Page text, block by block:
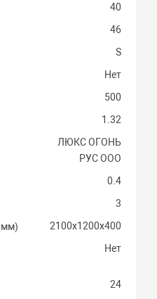
40
46
S
Нет
500
1.32
ЛЮКС ОГОНЬ
РУС ООО
0.4
3
мм) 2100х1200х400
Нет
24